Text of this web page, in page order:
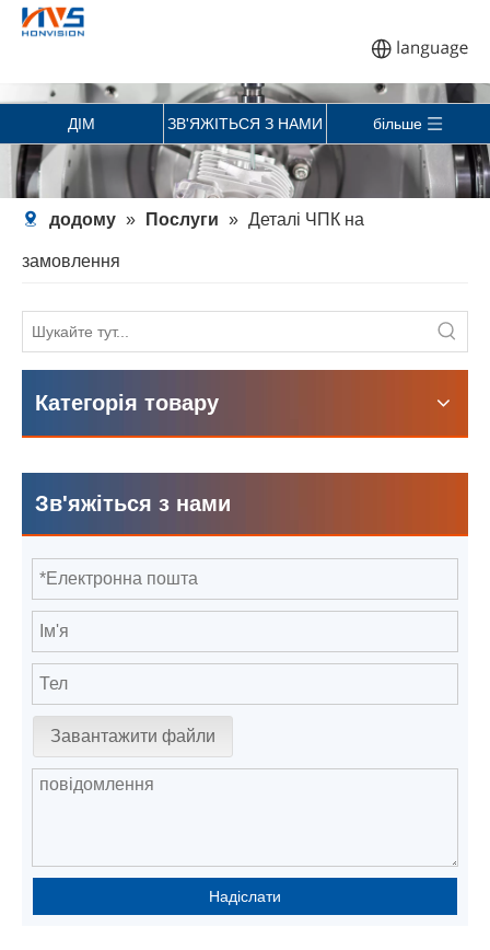
ДІМ ЗВ'ЯЖІТЬСЯ З НАМИ більше
додому » Послуги » Деталі ЧПК на
замовлення
Категорія товару
Зв'яжіться з нами
Завантажити файли
Надіслати